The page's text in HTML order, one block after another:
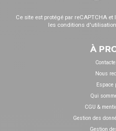
Ce site est protégé par reCAPTCHA et
les conditions d'utilisation
À
Nous
Espace
Qui
CGU &
Gestion des
Gestion